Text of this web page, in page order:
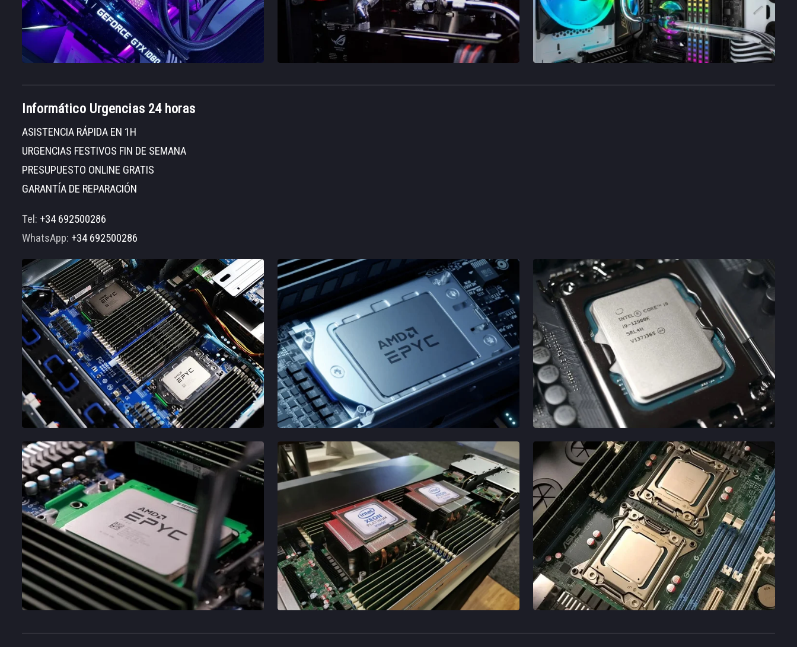
Informático Urgencias 24 horas
ASISTENCIA RÁPIDA EN 1H
URGENCIAS FESTIVOS FIN DE SEMANA
PRESUPUESTO ONLINE GRATIS
GARANTÍA DE REPARACIÓN
Tel: +34 692500286
WhatsApp: +34 692500286